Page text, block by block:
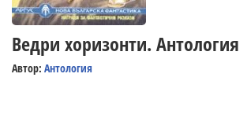
Ведри хоризонти. Антология
Автор: Антология